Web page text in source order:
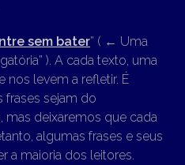
sem bater” ( ← Uma
). A cada texto, uma
nos levem a refletir. É
frases sejam do
deixaremos que cada
algumas frases e seus
a maioria dos leitores.